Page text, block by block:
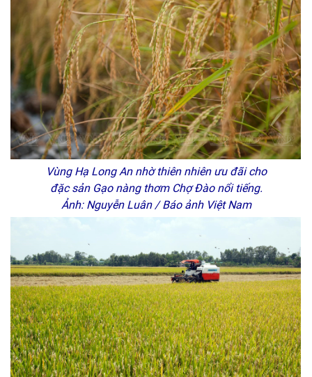
Vùng Hạ Long An nhờ thiên nhiên ưu đãi cho
đặc sản Gạo nàng thơm Chợ Đào nổi tiếng.
Ảnh: Nguyễn Luân / Báo ảnh Việt Nam